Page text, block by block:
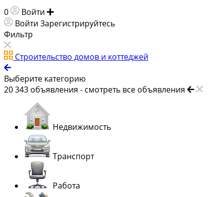
0 Войти
Войти Зарегистрируйтесь
Фильтр
Строительство домов и коттеджей
Выберите категорию
20 343 объявления - смотреть все объявления
Недвижимость
Транспорт
Работа